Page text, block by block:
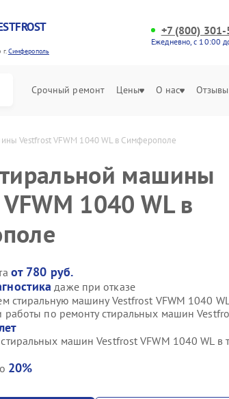
г.Симферополь
+7 (800)
Ежедневно, с 10:00
Срочный ремонт Цены О нас Отзывы
Vestfrost VFWM 1040 WL в Симферополе
машины
1040 WL в
от 780 руб.
даже при отказе
стиральную машину Vestfrost VFWM 1040
работы по ремонту стиральных машин
машин Vestfrost VFWM 1040 WL в
20%